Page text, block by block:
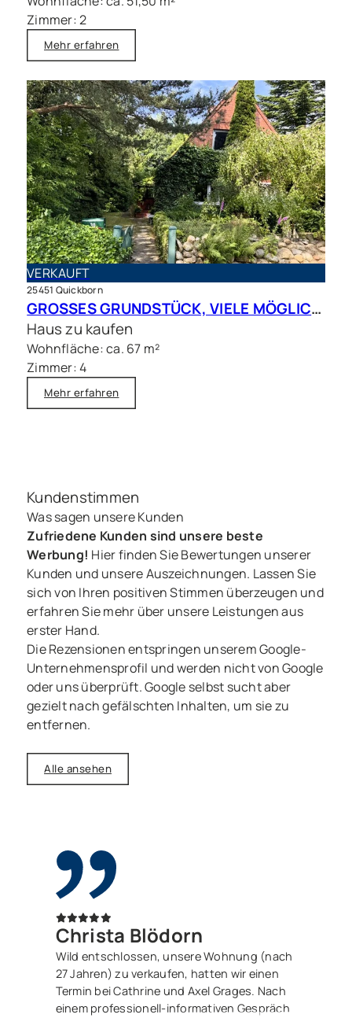
Zimmer: 2
Mehr erfahren
VERKAUFT
25451 Quickborn
GROSSES GRUNDSTÜCK, VIELE MÖGLICHKEITEN – Charmantes Siedlungshaus in Top Lage
Haus zu kaufen
Wohnfläche: ca. 67 m²
Zimmer: 4
Mehr erfahren
Kundenstimmen
Was sagen unsere Kunden
Zufriedene Kunden sind unsere beste
Werbung! Hier finden Sie Bewertungen unserer
Kunden und unsere Auszeichnungen. Lassen Sie
sich von Ihren positiven Stimmen überzeugen und
erfahren Sie mehr über unsere Leistungen aus
erster Hand.
Die Rezensionen entspringen unserem Google-
Unternehmensprofil und werden nicht von Google
oder uns überprüft. Google selbst sucht aber
gezielt nach gefälschten Inhalten, um sie zu
entfernen.
Alle ansehen
Christa Blödorn
Wild entschlossen, unsere Wohnung (nach
27 Jahren) zu verkaufen, hatten wir einen
Termin bei Cathrine und Axel Grages. Nach
einem professionell-informativen Gespräch